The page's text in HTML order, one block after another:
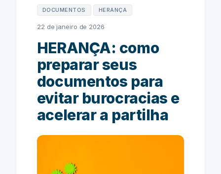
DOCUMENTOS HERANÇA
22 de janeiro de 2026
HERANÇA: como
preparar seus
documentos para
evitar burocracias e
acelerar a partilha